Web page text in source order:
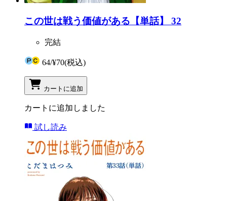
この世は戦う価値がある【単話】 32
完結
64/¥70(税込)
カートに追加
カートに追加しました
試し読み